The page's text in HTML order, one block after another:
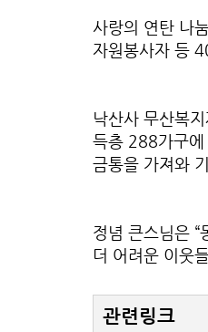
사랑의 연탄 나
자원봉사자 등
낙산사 무산복
득층 288가구
금통을 가져와
정념 큰스님은
더 어려운 이웃
관련링크